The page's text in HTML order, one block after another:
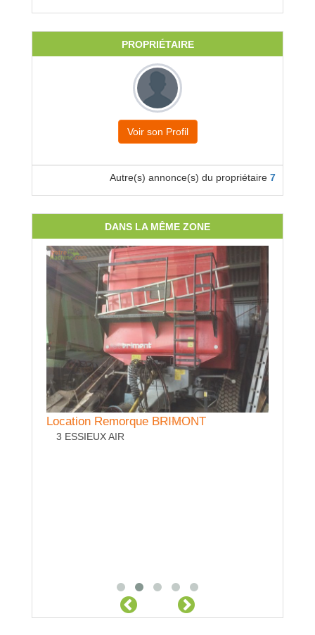
PROPRIÉTAIRE
Voir son Profil
Autre(s) annonce(s) du propriétaire 7
DANS LA MÊME ZONE
Location Remorque HURET
3 ESSIEUX
Location Remorque BRIMONT
3 ESSIEUX AIR